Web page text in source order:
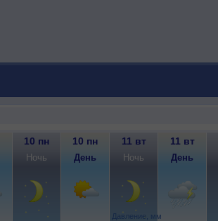
Давление, мм
10 пн 10 пн 11 вт 11 вт
Ночь День Ночь День